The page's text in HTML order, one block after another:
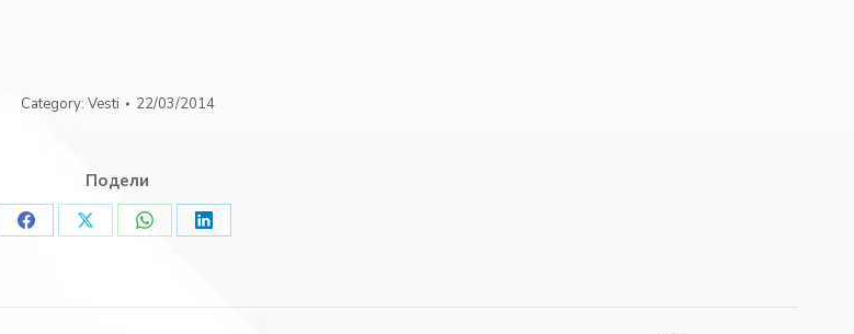
Category: Vesti 22/03/2014
Подели
Share
Share
Share
Share